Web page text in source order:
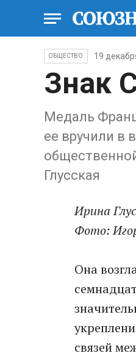
ОБЩЕСТВО 19
Знак
Медаль
ее вручили в
Глусская
Ирина
Фото:
Она
связей